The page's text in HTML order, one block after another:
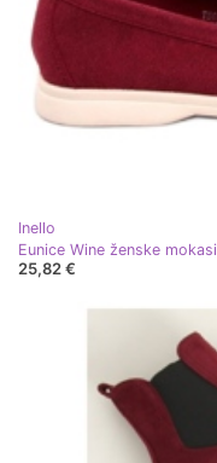
Inello
Eunice Wine ženske
25,82 €